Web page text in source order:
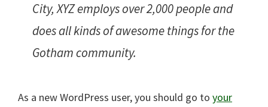
City, XYZ employs over 2,000 people and
does all kinds of awesome things for the
Gotham community.
As a new WordPress user, you should go to your